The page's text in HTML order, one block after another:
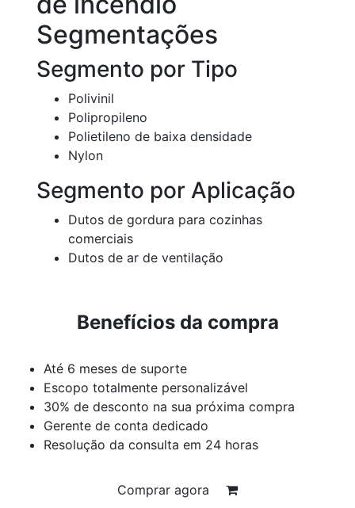
Segmentações
Segmento por Tipo
Polivinil
Polipropileno
Polietileno de baixa densidade
Nylon
Segmento por Aplicação
Dutos de gordura para cozinhas
comerciais
Dutos de ar de ventilação
Benefícios da compra
Até 6 meses de suporte
Escopo totalmente personalizável
30% de desconto na sua próxima compra
Gerente de conta dedicado
Resolução da consulta em 24 horas
Comprar agora